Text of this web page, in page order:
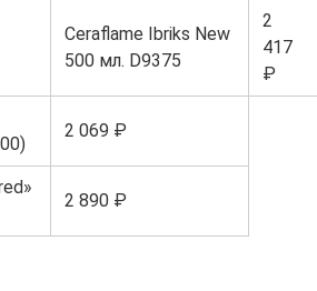
Ceraflame Ibriks New
500 мл. D9375
2
417
₽
2 069 ₽
2 890 ₽